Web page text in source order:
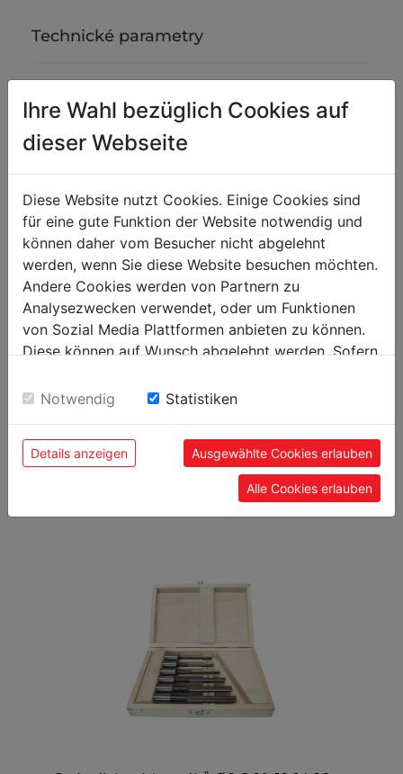
Technické parametry
Přepravní rozměry
Výška balení [mm]
Šířka balení [mm]
200
Délka balení [mm]
250
Obecné údaje
OBLÍBENÉ PRODUKTY
Ihre Wahl bezüglich Cookies auf
dieser Webseite
Diese Website nutzt Cookies. Einige Cookies sind
für eine gute Funktion der Website notwendig und
können daher vom Besucher nicht abgelehnt
werden, wenn Sie diese Website besuchen möchten.
Andere Cookies werden von Partnern zu
Analysezwecken verwendet, oder um Funktionen
von Sozial Media Plattformen anbieten zu können.
Diese können auf Wunsch abgelehnt werden. Sofern
Einwilligung zu unseren Cookies.
Notwendig Statistiken
Details anzeigen Ausgewählte Cookies erlauben
Alle Cookies erlauben